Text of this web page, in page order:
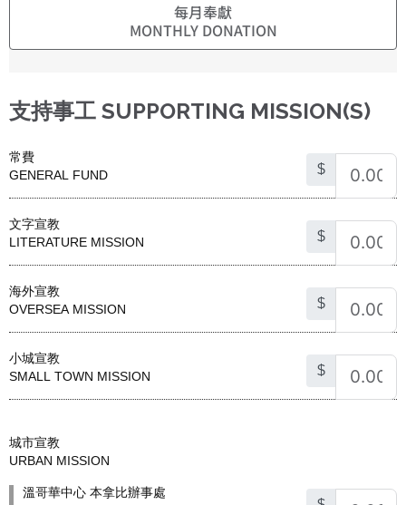
每月奉獻
MONTHLY DONATION
支持事工 SUPPORTING MISSION(S)
常費
GENERAL FUND
$
文字宣教
LITERATURE MISSION
$
海外宣教
OVERSEA MISSION
$
小城宣教
SMALL TOWN MISSION
$
城市宣教
URBAN MISSION
溫哥華中心 本拿比辦事處